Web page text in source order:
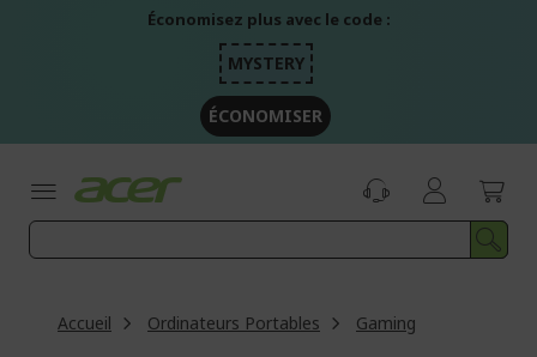
Économisez plus avec le code :
MYSTERY
ÉCONOMISER
Accueil Ordinateurs Portables Gaming